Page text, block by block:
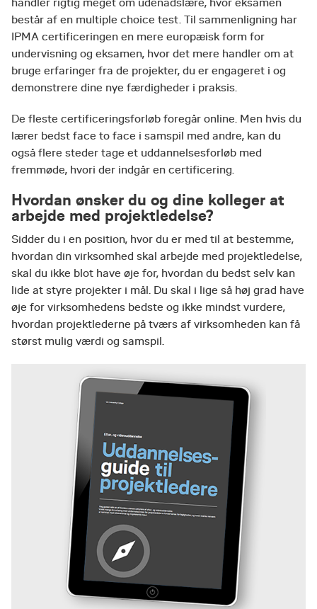
handler rigtig meget om udenadslære, hvor eksamen
består af en multiple choice test. Til sammenligning har
IPMA certificeringen en mere europæisk form for
undervisning og eksamen, hvor det mere handler om at
bruge erfaringer fra de projekter, du er engageret i og
demonstrere dine nye færdigheder i praksis.
De fleste certificeringsforløb foregår online. Men hvis du
lærer bedst face to face i samspil med andre, kan du
også flere steder tage et uddannelsesforløb med
fremmøde, hvori der indgår en certificering.
Hvordan ønsker du og dine kolleger at
arbejde med projektledelse?
Sidder du i en position, hvor du er med til at bestemme,
hvordan din virksomhed skal arbejde med projektledelse,
skal du ikke blot have øje for, hvordan du bedst selv kan
lide at styre projekter i mål. Du skal i lige så høj grad have
øje for virksomhedens bedste og ikke mindst vurdere,
hvordan projektlederne på tværs af virksomheden kan få
størst mulig værdi og samspil.